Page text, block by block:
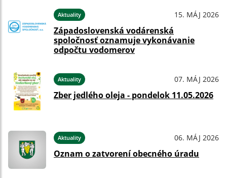
Aktuality 15. MÁJ 2026
Západoslovenská vodárenská
spoločnosť oznamuje vykonávanie
odpočtu vodomerov
Aktuality 07. MÁJ 2026
Zber jedlého oleja - pondelok 11.05.2026
Aktuality 06. MÁJ 2026
Oznam o zatvorení obecného úradu